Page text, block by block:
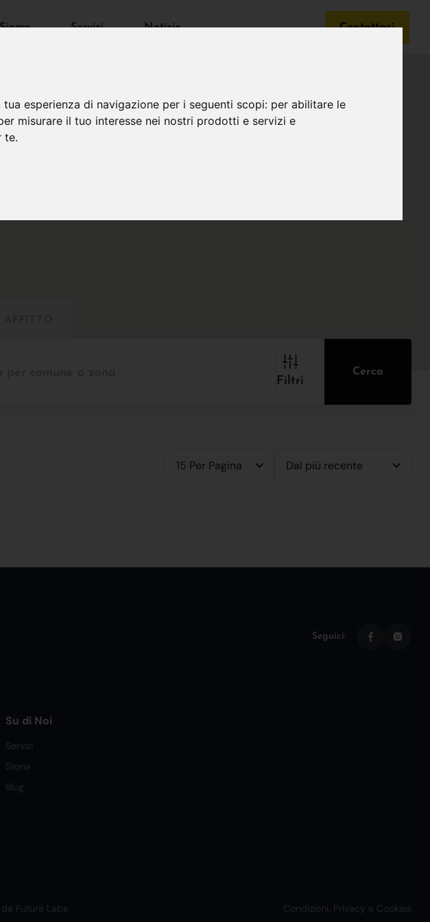
esperienza di navigazione per i seguenti scopi: per abilitare le
misurare il tuo interesse nei nostri prodotti e servizi e
te.
Servizi Notizie Contattaci
Filtri
Cerca
15 Per Pagina Dal più recente
Seguici:
Su di Noi
Servizi
Storia
Blog
Future Labs Condizioni, Privacy e Cookies